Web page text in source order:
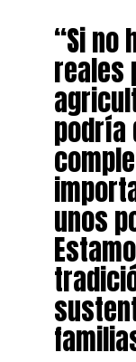
“Si no
reales
podría
unos